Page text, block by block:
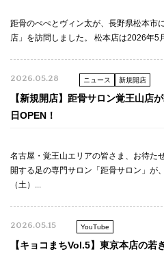
距骨のぺぺとヴィン太が、長野県松本市
店」を訪問しました。 松本店は2026年5
2026.05.28 ニュース 新規開店
【新規開店】距骨サロン覚王山店
日OPEN！
名古屋・覚王山エリアの皆さま、お待た
開する足の専門サロン「距骨サロン」が
（土）...
2026.05.15 YouTube
【キョコまちVol.5】東京本店の若